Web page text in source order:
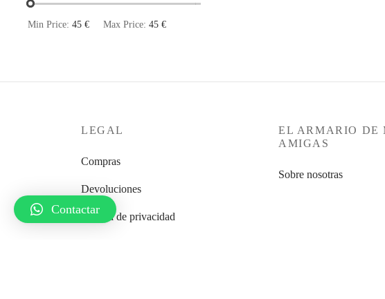
Min Price: 45 € Max Price: 45 €
LEGAL
Compras
Devoluciones
Política de privacidad
EL ARMARIO DE
AMIGAS
Sobre nosotras
Contactar